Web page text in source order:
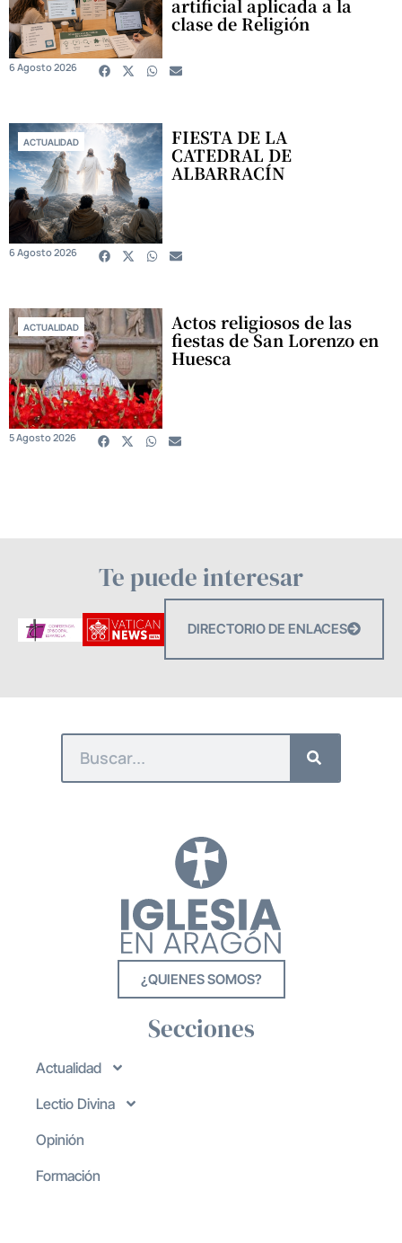
artificial aplicada a la
clase de Religión
6 Agosto 2026
ACTUALIDAD FIESTA DE LA
CATEDRAL DE
ALBARRACÍN
6 Agosto 2026
ACTUALIDAD Actos religiosos de las
fiestas de San Lorenzo en
Huesca
5 Agosto 2026
Te puede interesar
DIRECTORIO DE ENLACES
¿QUIENES SOMOS?
Secciones
Actualidad
Lectio Divina
Opinión
Formación